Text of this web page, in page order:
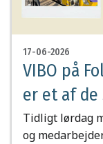
17-06-2026
VIBO på
er et af
Tidligt lørdag
og